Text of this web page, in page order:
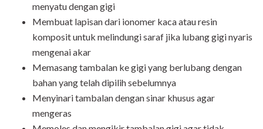
menyatu dengan gigi
Membuat lapisan dari ionomer kaca atau resin
komposit untuk melindungi saraf jika lubang gigi nyaris
mengenai akar
Memasang tambalan ke gigi yang berlubang dengan
bahan yang telah dipilih sebelumnya
Menyinari tambalan dengan sinar khusus agar
mengeras